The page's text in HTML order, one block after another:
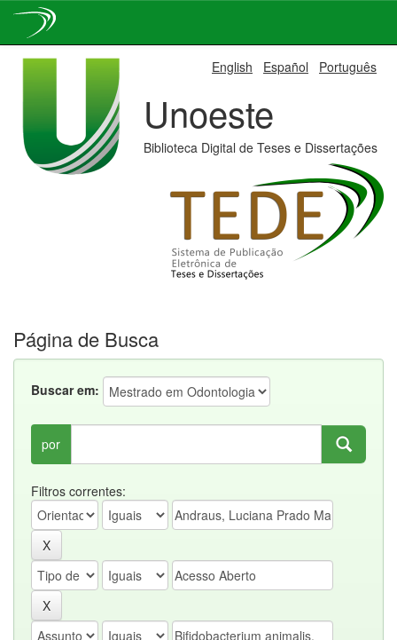
English Español Português
Unoeste
Biblioteca Digital de Teses e Dissertações
Página de Busca
Buscar em:
por
Filtros correntes: